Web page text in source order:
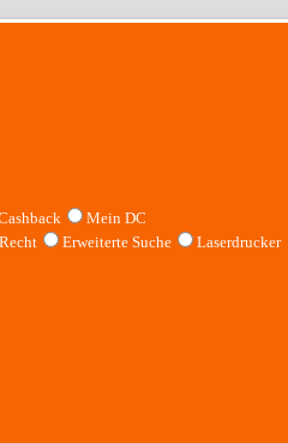
Mein DC
Recht Erweiterte Suche
Laserdrucker